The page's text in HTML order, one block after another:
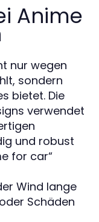
Anime
nur wegen
sondern
bietet. Die
verwendet
und robust
for car“
Wind lange
Schäden